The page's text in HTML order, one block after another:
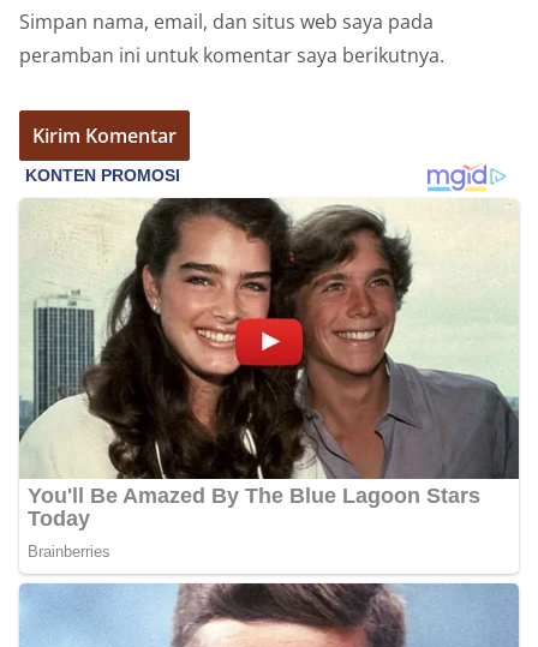
Petugas mengingatkan bahwa pemasangan
bendera dengan benar merupakan salah satu
wujud nyata partisipasi masyarakat dalam
warga agar mulai mempersiapkan dan memasang
masing secara penuh. Ini adalah bentuk
penghormatan kita bersama terhadap
perjuangan para pahlawan yang telah merebut
kemerdekaan,” ujar Aiptu Muliyadi Suraukur saat
berdialog dengan warga.‎‎Ia juga menambahkan
agar warga memperhatikan kondisi bendera yang
akan dikibarkan, memastikan bendera dalam
keadaan bersih, tidak sobek, dan layak untuk
dikibarkan sebagai simbol kehormatan
negara.‎‎‎Selain menyampaikan imbauan terkait
bendera, kegiatan sambang DDS ini juga
dimanfaatkan sebagai sarana deteksi dini (early
warning) guna mengantisipasi potensi gangguan
keamanan dan ketertiban masyarakat
(Kamtibmas) di lingkungan tempat tinggal warga.
Bhabinkamtibmas dapat menghimpun informasi
awal terkait situasi sosial, potensi kerawanan,
maupun hal-hal yang dapat mengganggu
kondusivitas wilayah, khususnya menjelang
Simpan nama, email, dan situs web saya pada
peramban ini untuk komentar saya berikutnya.